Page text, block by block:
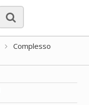
Complesso